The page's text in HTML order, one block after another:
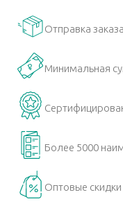
Отправка
Минимальная
Более 5000
Оптовые скидки